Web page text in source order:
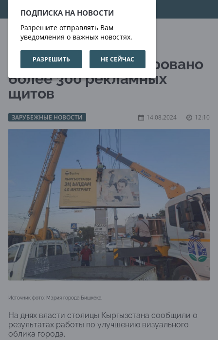
ПОДПИСКА НА НОВОСТИ
Разрешите отправлять Вам
уведомления о важных новостях.
РАЗРЕШИТЬ НЕ СЕЙЧАС
09.08.2026 15:09:57
В Бишкеке демонтировано
более 300 рекламных
щитов
ЗАРУБЕЖНЫЕ НОВОСТИ 14.08.2024 12:10
Источник фото: Мэрия города Бишкека.
На днях власти столицы Кыргызстана сообщили о
результатах работы по улучшению визуального
облика города.